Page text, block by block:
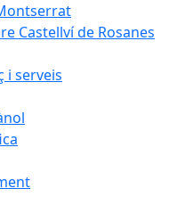
Castellví de Rosanes
i serveis